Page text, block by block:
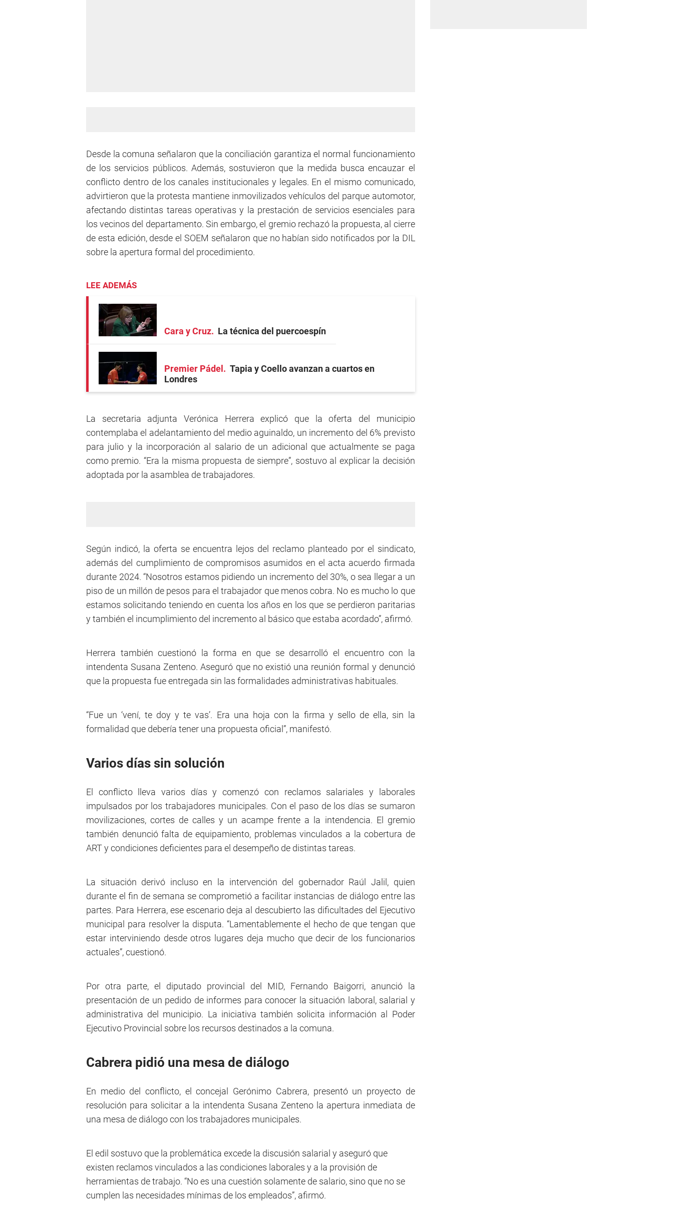
Desde la comuna señalaron que la conciliación garantiza el normal funcionamiento
de los servicios públicos. Además, sostuvieron que la medida busca encauzar el
conflicto dentro de los canales institucionales y legales. En el mismo comunicado,
advirtieron que la protesta mantiene inmovilizados vehículos del parque automotor,
afectando distintas tareas operativas y la prestación de servicios esenciales para
los vecinos del departamento. Sin embargo, el gremio rechazó la propuesta, al cierre
de esta edición, desde el SOEM señalaron que no habían sido notificados por la DIL
sobre la apertura formal del procedimiento.
LEE ADEMÁS
Cara y Cruz La técnica del puercoespín
Premier Pádel
Tapia y Coello avanzan a cuartos en
Londres
La secretaria adjunta Verónica Herrera explicó que la oferta del municipio
contemplaba el adelantamiento del medio aguinaldo, un incremento del 6% previsto
para julio y la incorporación al salario de un adicional que actualmente se paga
como premio. “Era la misma propuesta de siempre”, sostuvo al explicar la decisión
adoptada por la asamblea de trabajadores.
Según indicó, la oferta se encuentra lejos del reclamo planteado por el sindicato,
además del cumplimiento de compromisos asumidos en el acta acuerdo firmada
durante 2024. “Nosotros estamos pidiendo un incremento del 30%, o sea llegar a un
piso de un millón de pesos para el trabajador que menos cobra. No es mucho lo que
estamos solicitando teniendo en cuenta los años en los que se perdieron paritarias
y también el incumplimiento del incremento al básico que estaba acordado”, afirmó.
Herrera también cuestionó la forma en que se desarrolló el encuentro con la
intendenta Susana Zenteno. Aseguró que no existió una reunión formal y denunció
que la propuesta fue entregada sin las formalidades administrativas habituales.
“Fue un ‘vení, te doy y te vas’. Era una hoja con la firma y sello de ella, sin la
formalidad que debería tener una propuesta oficial”, manifestó.
Varios días sin solución
El conflicto lleva varios días y comenzó con reclamos salariales y laborales
impulsados por los trabajadores municipales. Con el paso de los días se sumaron
movilizaciones, cortes de calles y un acampe frente a la intendencia. El gremio
también denunció falta de equipamiento, problemas vinculados a la cobertura de
ART y condiciones deficientes para el desempeño de distintas tareas.
La situación derivó incluso en la intervención del gobernador Raúl Jalil, quien
durante el fin de semana se comprometió a facilitar instancias de diálogo entre las
partes. Para Herrera, ese escenario deja al descubierto las dificultades del Ejecutivo
municipal para resolver la disputa. “Lamentablemente el hecho de que tengan que
estar interviniendo desde otros lugares deja mucho que decir de los funcionarios
actuales”, cuestionó.
Por otra parte, el diputado provincial del MID, Fernando Baigorri, anunció la
presentación de un pedido de informes para conocer la situación laboral, salarial y
administrativa del municipio. La iniciativa también solicita información al Poder
Ejecutivo Provincial sobre los recursos destinados a la comuna.
Cabrera pidió una mesa de diálogo
En medio del conflicto, el concejal Gerónimo Cabrera, presentó un proyecto de
resolución para solicitar a la intendenta Susana Zenteno la apertura inmediata de
una mesa de diálogo con los trabajadores municipales.
El edil sostuvo que la problemática excede la discusión salarial y aseguró que
existen reclamos vinculados a las condiciones laborales y a la provisión de
herramientas de trabajo. “No es una cuestión solamente de salario, sino que no se
cumplen las necesidades mínimas de los empleados”, afirmó.